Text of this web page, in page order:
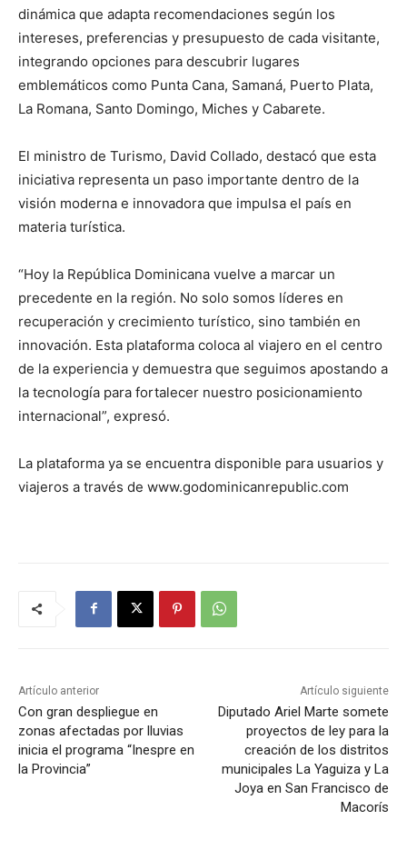
dinámica que adapta recomendaciones según los
intereses, preferencias y presupuesto de cada visitante,
integrando opciones para descubrir lugares
emblemáticos como Punta Cana, Samaná, Puerto Plata,
La Romana, Santo Domingo, Miches y Cabarete.
El ministro de Turismo, David Collado, destacó que esta
iniciativa representa un paso importante dentro de la
visión moderna e innovadora que impulsa el país en
materia turística.
“Hoy la República Dominicana vuelve a marcar un
precedente en la región. No solo somos líderes en
recuperación y crecimiento turístico, sino también en
innovación. Esta plataforma coloca al viajero en el centro
de la experiencia y demuestra que seguimos apostando a
la tecnología para fortalecer nuestro posicionamiento
internacional”, expresó.
La plataforma ya se encuentra disponible para usuarios y
viajeros a través de www.godominicanrepublic.com
Artículo anterior
Con gran despliegue en
zonas afectadas por lluvias
inicia el programa “Inespre en
la Provincia”
Artículo siguiente
Diputado Ariel Marte somete
proyectos de ley para la
creación de los distritos
municipales La Yaguiza y La
Joya en San Francisco de
Macorís